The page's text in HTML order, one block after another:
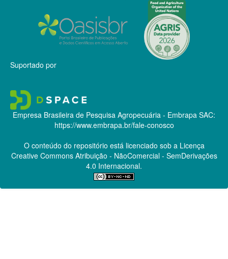
Suportado por
Empresa Brasileira de Pesquisa Agropecuária - Embrapa SAC:
https://www.embrapa.br/fale-conosco
O conteúdo do repositório está licenciado sob a Licença
Creative CommonsAtribuição - NãoComercial - SemDerivações
4.0 Internacional.